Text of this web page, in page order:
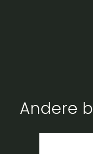
Andere